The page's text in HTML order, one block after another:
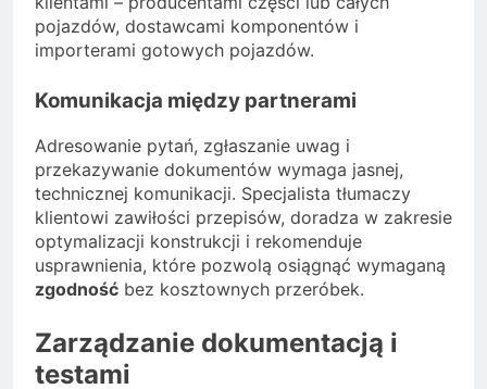
pojazdów, dostawcami komponentów i
importerami gotowych pojazdów.
Komunikacja między partnerami
Adresowanie pytań, zgłaszanie uwag i
przekazywanie dokumentów wymaga jasnej,
technicznej komunikacji. Specjalista tłumaczy
klientowi zawiłości przepisów, doradza w zakresie
optymalizacji konstrukcji i rekomenduje
usprawnienia, które pozwolą osiągnąć wymaganą
zgodność bez kosztownych przeróbek.
Zarządzanie dokumentacją i
testami